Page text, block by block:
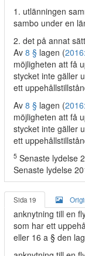
1. utlänningen
sambo under en
2. det på annat
Av 8 § lagen (
möjligheten att få
stycket inte gäller
ett
Av 8 § lagen (
möjligheten att få
stycket inte gäller
ett
5 Senaste lydelse
Senaste lydelse
Sida 19
anknytning till en
som har ett
eller 16 a § den